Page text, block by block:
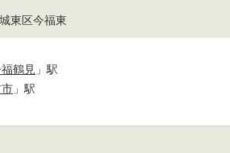
東区今福東
鶴見 」駅
」駅